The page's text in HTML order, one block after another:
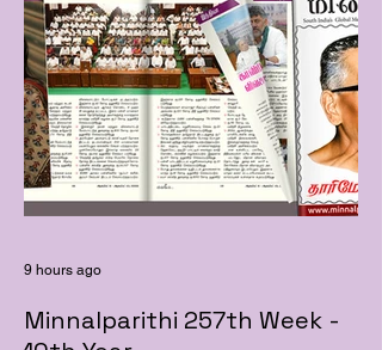
Minnalparithi 257th Week -
9 hours ago